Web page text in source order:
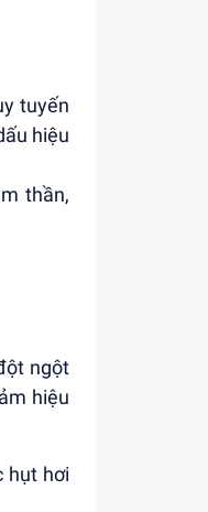
tuyến
hiệu
thần,
ngột
hiệu
hụt hơi